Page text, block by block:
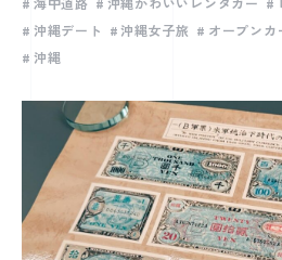
海中道路
沖縄かわいいレンタカー
沖縄デート
沖縄女子旅 オープンカ
沖縄